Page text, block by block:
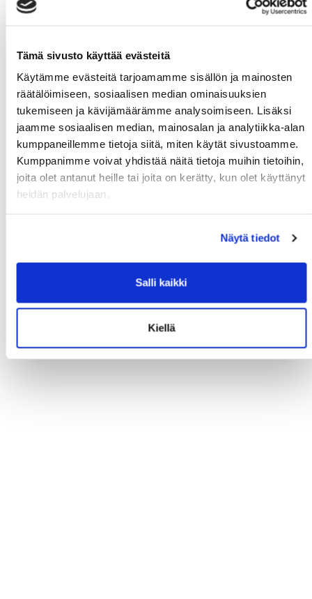
Tämä sivusto käyttää evästeitä
Käytämme evästeitä tarjoamamme sisällön ja mainosten
räätälöimiseen, sosiaalisen median ominaisuuksien
tukemiseen ja kävijämäärämme analysoimiseen. Lisäksi
jaamme sosiaalisen median, mainosalan ja analytiikka-alan
kumppaneillemme tietoja siitä, miten käytät sivustoamme.
Kumppanimme voivat yhdistää näitä tietoja muihin tietoihin,
joita olet antanut heille tai joita on kerätty, kun olet käyttänyt
heidän palvelujaan.
Näytä tiedot
Salli kaikki
Kiellä